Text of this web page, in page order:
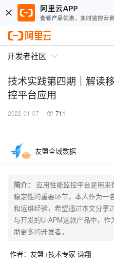
开发者社区
技术实践第四期｜解读
控平台应用
2022-01-07 711
友盟全域数据
简介：
应用性能监控平台是用
稳定性的重要环节，本人作为一
和运维经验，希望通过本文分享
与开发的U-APM这款产品中，
助更多的开发者。
作者：友盟+技术专家谦翔